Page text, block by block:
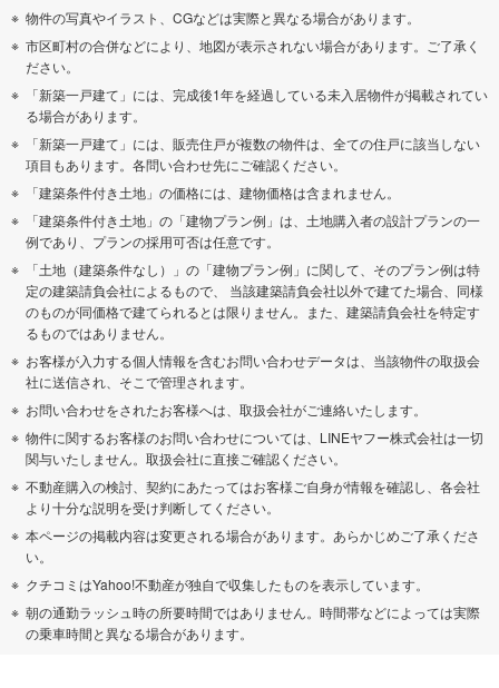
物件の写真やイラスト、CGなどは実際と異なる場合があります。
市区町村の合併などにより、地図が表示されない場合があります。ご了承く
ださい。
「新築一戸建て」には、完成後1年を経過している未入居物件が掲載されてい
る場合があります。
「新築一戸建て」には、販売住戸が複数の物件は、全ての住戸に該当しない
項目もあります。各問い合わせ先にご確認ください。
「建築条件付き土地」の価格には、建物価格は含まれません。
「建築条件付き土地」の「建物プラン例」は、土地購入者の設計プランの一
例であり、プランの採用可否は任意です。
「土地（建築条件なし）」の「建物プラン例」に関して、そのプラン例は特
定の建築請負会社によるもので、 当該建築請負会社以外で建てた場合、同様
のものが同価格で建てられるとは限りません。また、建築請負会社を特定す
るものではありません。
お客様が入力する個人情報を含むお問い合わせデータは、当該物件の取扱会
社に送信され、そこで管理されます。
お問い合わせをされたお客様へは、取扱会社がご連絡いたします。
物件に関するお客様のお問い合わせについては、LINEヤフー株式会社は一切
関与いたしません。取扱会社に直接ご確認ください。
不動産購入の検討、契約にあたってはお客様ご自身が情報を確認し、各会社
より十分な説明を受け判断してください。
本ページの掲載内容は変更される場合があります。あらかじめご了承くださ
い。
クチコミはYahoo!不動産が独自で収集したものを表示しています。
朝の通勤ラッシュ時の所要時間ではありません。時間帯などによっては実際
の乗車時間と異なる場合があります。